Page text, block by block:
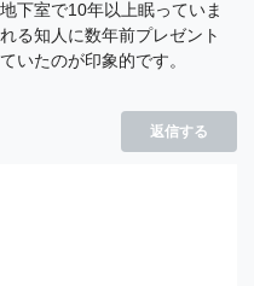
下室で10年以上眠っていま
る知人に数年前プレゼント
いたのが印象的です。
返信する